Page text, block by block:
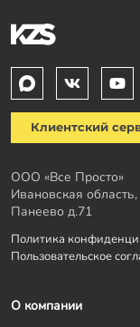
Клиентский
ООО «Все Просто»
Ивановская
Панеево д.71
Политика
Пользовательское
О компании